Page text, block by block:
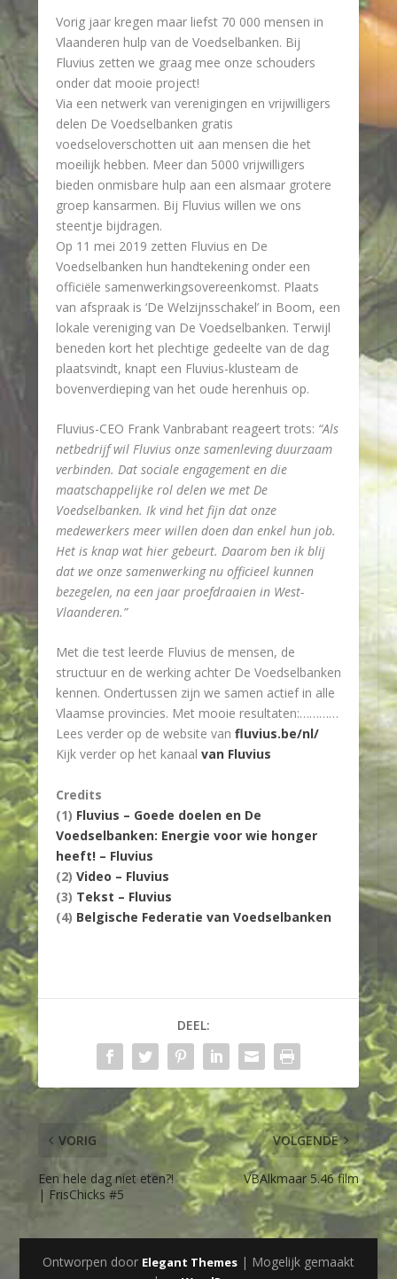
Vorig jaar kregen maar liefst 70 000 mensen in
Vlaanderen hulp van de Voedselbanken. Bij
Fluvius zetten we graag mee onze schouders
onder dat mooie project!
Via een netwerk van verenigingen en vrijwilligers
delen De Voedselbanken gratis
voedseloverschotten uit aan mensen die het
moeilijk hebben. Meer dan 5000 vrijwilligers
bieden onmisbare hulp aan een alsmaar grotere
groep kansarmen. Bij Fluvius willen we ons
steentje bijdragen.
Op 11 mei 2019 zetten Fluvius en De
Voedselbanken hun handtekening onder een
officiële samenwerkingsovereenkomst. Plaats
van afspraak is ‘De Welzijnsschakel’ in Boom, een
lokale vereniging van De Voedselbanken. Terwijl
beneden kort het plechtige gedeelte van de dag
plaatsvindt, knapt een Fluvius-klusteam de
bovenverdieping van het oude herenhuis op.
Fluvius-CEO Frank Vanbrabant reageert trots: “Als
netbedrijf wil Fluvius onze samenleving duurzaam
verbinden. Dat sociale engagement en die
maatschappelijke rol delen we met De
Voedselbanken. Ik vind het fijn dat onze
medewerkers meer willen doen dan enkel hun job.
Het is knap wat hier gebeurt. Daarom ben ik blij
dat we onze samenwerking nu officieel kunnen
bezegelen, na een jaar proefdraaien in West-
Vlaanderen.”
Met die test leerde Fluvius de mensen, de
structuur en de werking achter De Voedselbanken
kennen. Ondertussen zijn we samen actief in alle
Vlaamse provincies. Met mooie resultaten:…………
Lees verder op de website van fluvius.be/nl/
Kijk verder op het kanaal van Fluvius
Credits
(1) Fluvius – Goede doelen en De
Voedselbanken: Energie voor wie honger
heeft! – Fluvius
(2) Video – Fluvius
(3) Tekst – Fluvius
(4) Belgische Federatie van Voedselbanken
DEEL:
VORIG
Een hele dag niet eten?!
| FrisChicks #5
VOLGENDE
VBAlkmaar 5.46 film
Ontworpen door Elegant Themes| Mogelijk gemaakt